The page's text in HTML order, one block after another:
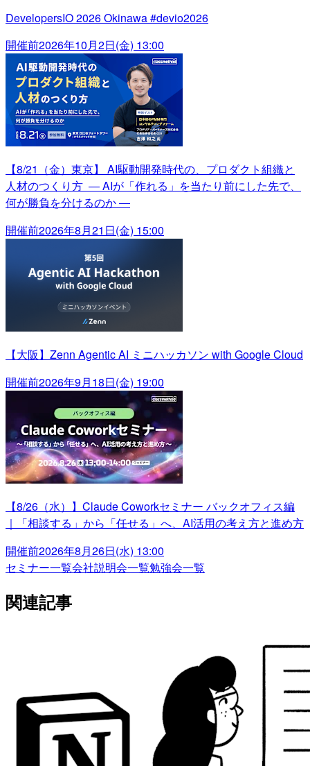
DevelopersIO 2026 Okinawa #devio2026
開催前2026年10月2日(金) 13:00
【8/21（金）東京】 AI駆動開発時代の、プロダクト組織と
人材のつくり方 ― AIが「作れる」を当たり前にした先で、
何が勝負を分けるのか ―
開催前2026年8月21日(金) 15:00
【大阪】Zenn Agentic AI ミニハッカソン with Google Cloud
開催前2026年9月18日(金) 19:00
【8/26（水）】Claude Coworkセミナー バックオフィス編
｜「相談する」から「任せる」へ、AI活用の考え方と進め方
開催前2026年8月26日(水) 13:00
セミナー一覧会社説明会一覧勉強会一覧
関連記事